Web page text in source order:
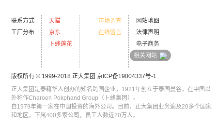
联系方式
工厂分布
天猫
京东
卜蜂莲花
市场调查
在线留言
网站地图
法律声明
电子商务
相关网站
版权所有 © 1999-2018 正大集团 京ICP备19004337号-1
正大集团是泰籍华人创办的知名跨国企业，1921年创立于泰国曼谷，在中国以
外称作Charoen Pokphand Group（卜蜂集团）。
自1979年第一家在中国投资的海外公司。目前，正大集团业务遍及20多个国家
和地区，下属400多家公司，员工人数近20万人。